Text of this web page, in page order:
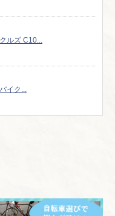
ルズ C10...
イク...